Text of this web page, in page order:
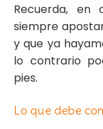
Recuerda, en
siempre
y que ya
lo contrario
pies.
Lo que debe